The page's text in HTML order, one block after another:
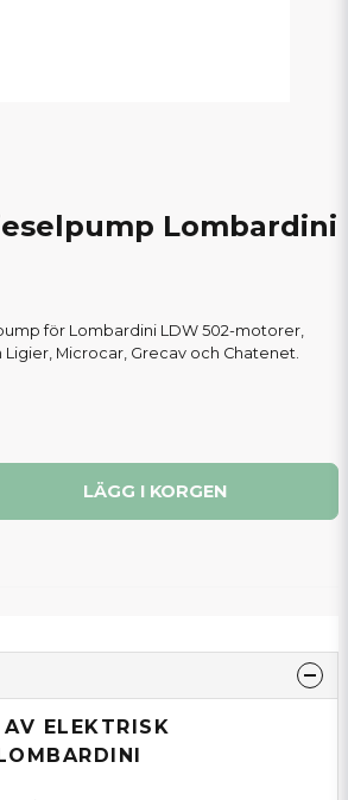
Lombardini
för Lombardini LDW 502-motorer,
Microcar, Grecav och Chatenet.
LÄGG I KORGEN
ELEKTRISK